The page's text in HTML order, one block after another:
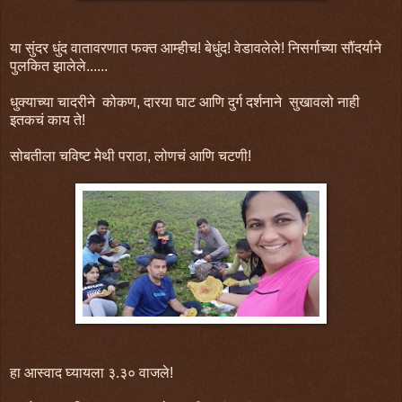
या सुंदर धुंद वातावरणात फक्त आम्हीच! बेधुंद! वेडावलेले! निसर्गाच्या सौंदर्याने
पुलकित झालेले......
धुक्याच्या चादरीने कोकण, दारया घाट आणि दुर्ग दर्शनाने सुखावलो नाही
इतकचं काय ते!
सोबतीला चविष्ट मेथी पराठा, लोणचं आणि चटणी!
हा आस्वाद घ्यायला ३.३० वाजले!